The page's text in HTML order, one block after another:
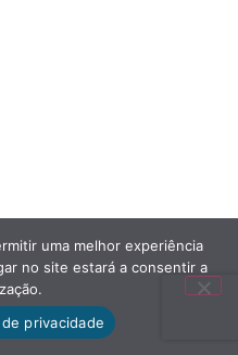
uma melhor experiência
no site estará a consentir a
privacidade